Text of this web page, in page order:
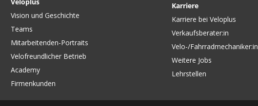
Vision und Geschichte
Teams
Mitarbeitenden-Portraits
Velofreundlicher Betrieb
Academy
Firmenkunden
Karriere
Karriere bei Veloplus
Verkaufsberater:in
Velo-/Fahrradmechaniker:in
Weitere Jobs
Lehrstellen